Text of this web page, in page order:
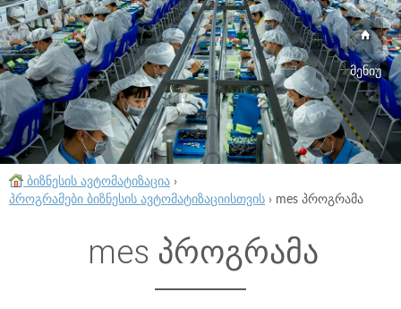
მენიუ
ბიზნესის ავტომატიზაცია ›
პროგრამები ბიზნესის ავტომატიზაციისთვის › mes პროგრამა
mes პროგრამა